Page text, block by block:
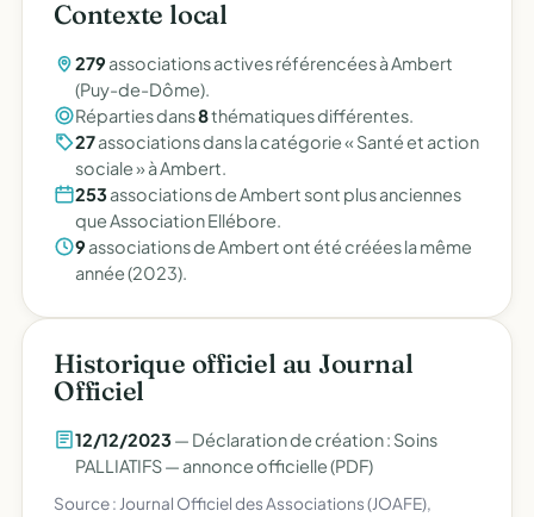
Contexte local
279 associations actives référencées à Ambert
(Puy-de-Dôme).
Réparties dans8thématiques différentes.
27associations dans la catégorie « Santé et action
sociale » à Ambert.
253associations de Ambert sont plus anciennes
que Association Ellébore.
9 associations de Ambert ont été créées la même
année (2023).
Historique officiel au Journal
Officiel
12/12/2023— Déclaration de création : Soins
PALLIATIFS — annonce officielle (PDF)
Source : Journal Officiel des Associations (JOAFE),